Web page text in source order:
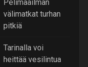
Pelimaailman
välimatkat turhan
pitkiä
Tarinalla voi
heittää vesilintua